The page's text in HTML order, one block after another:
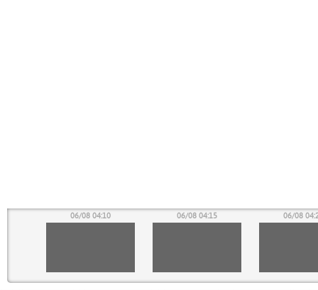
06/08 04:10 06/08 04:15 06/08